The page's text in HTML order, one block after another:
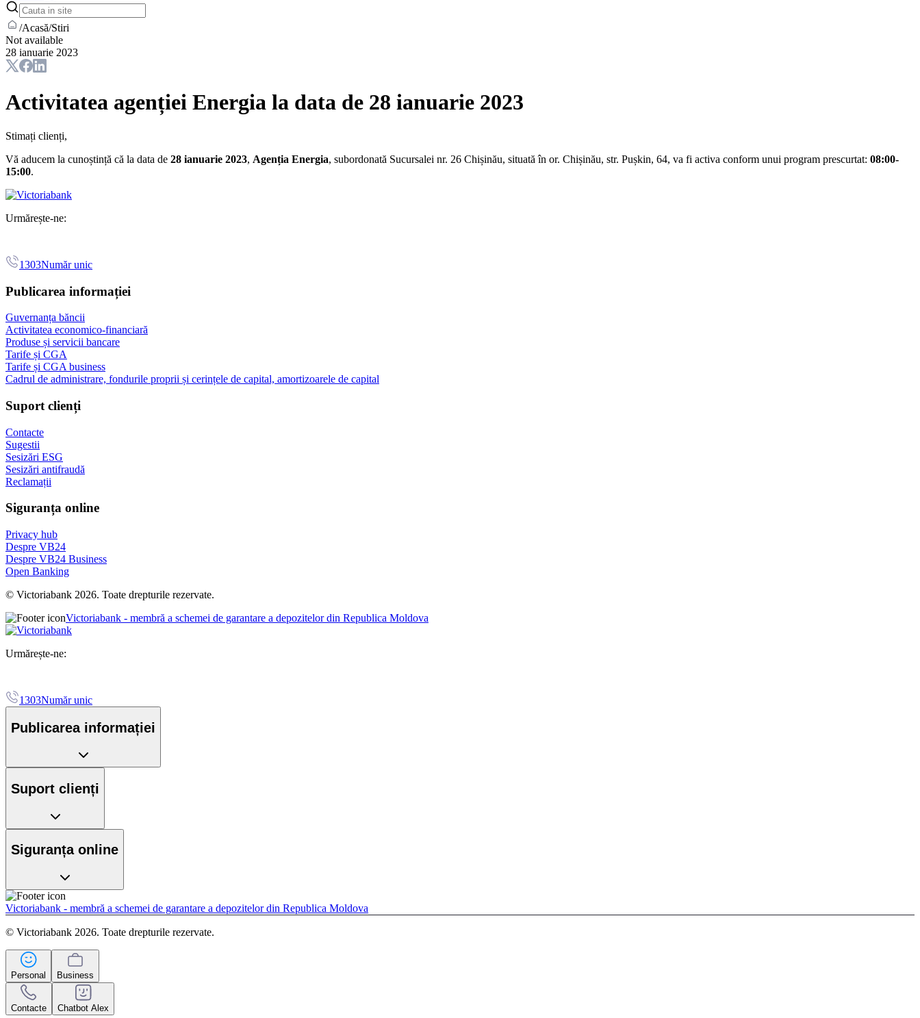
/Acasă/Stiri
Not available
28 ianuarie 2023
Activitatea agenției Energia la data de 28 ianuarie 2023
Stimați clienți,
Vă aducem la cunoștință că la data de 28 ianuarie 2023, Agenția Energia, subordonată Sucursalei nr. 26 Chișinău, situată în or. Chișinău, str. Pușkin, 64, va fi activa conform unui program prescurtat: 08:00-
15:00.
Urmărește-ne:
1303Număr unic
Publicarea informației
Guvernanța băncii
Activitatea economico-financiară
Produse și servicii bancare
Tarife și CGA
Tarife și CGA business
Cadrul de administrare, fondurile proprii și cerințele de capital, amortizoarele de capital
Suport clienți
Contacte
Sugestii
Sesizări ESG
Sesizări antifraudă
Reclamații
Siguranța online
Privacy hub
Despre VB24
Despre VB24 Business
Open Banking
© Victoriabank 2026. Toate drepturile rezervate.
Victoriabank - membră a schemei de garantare a depozitelor din Republica Moldova
Urmărește-ne:
1303Număr unic
Publicarea informației
Suport clienți
Siguranța online
Victoriabank - membră a schemei de garantare a depozitelor din Republica Moldova
© Victoriabank 2026. Toate drepturile rezervate.
Personal Business
Contacte Chatbot Alex